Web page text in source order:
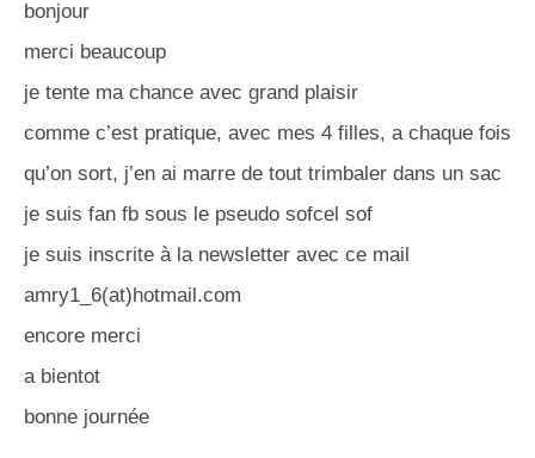
bonjour
merci beaucoup
je tente ma chance avec grand plaisir
comme c’est pratique, avec mes 4 filles, a chaque fois
qu’on sort, j’en ai marre de tout trimbaler dans un sac
je suis fan fb sous le pseudo sofcel sof
je suis inscrite à la newsletter avec ce mail
amry1_6(at)hotmail.com
encore merci
a bientot
bonne journée